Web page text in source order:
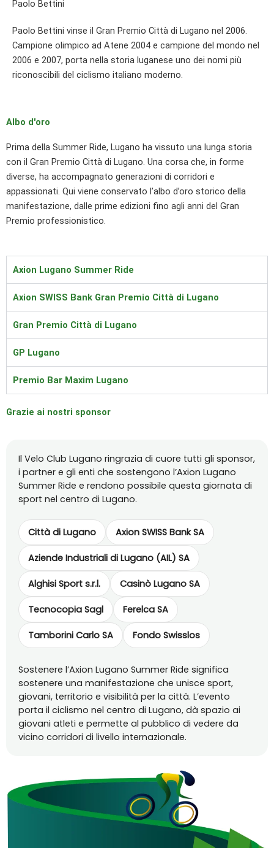
Paolo Bettini
Paolo Bettini vinse il Gran Premio Città di Lugano nel 2006.
Campione olimpico ad Atene 2004 e campione del mondo nel
2006 e 2007, porta nella storia luganese uno dei nomi più
riconoscibili del ciclismo italiano moderno.
Albo d'oro
Prima della Summer Ride, Lugano ha vissuto una lunga storia
con il Gran Premio Città di Lugano. Una corsa che, in forme
diverse, ha accompagnato generazioni di corridori e
appassionati. Qui viene conservato l’albo d’oro storico della
manifestazione, dalle prime edizioni fino agli anni del Gran
Premio professionistico.
Axion Lugano Summer Ride
Axion SWISS Bank Gran Premio Città di Lugano
Gran Premio Città di Lugano
GP Lugano
Premio Bar Maxim Lugano
Grazie ai nostri sponsor
Il Velo Club Lugano ringrazia di cuore tutti gli sponsor,
i partner e gli enti che sostengono l’Axion Lugano
Summer Ride e rendono possibile questa giornata di
sport nel centro di Lugano.
Città di Lugano Axion SWISS Bank SA
Aziende Industriali di Lugano (AIL) SA
Alghisi Sport s.r.l. Casinò Lugano SA
Tecnocopia Sagl Ferelca SA
Tamborini Carlo SA Fondo Swisslos
Sostenere l’Axion Lugano Summer Ride significa
sostenere una manifestazione che unisce sport,
giovani, territorio e visibilità per la città. L’evento
porta il ciclismo nel centro di Lugano, dà spazio ai
giovani atleti e permette al pubblico di vedere da
vicino corridori di livello internazionale.